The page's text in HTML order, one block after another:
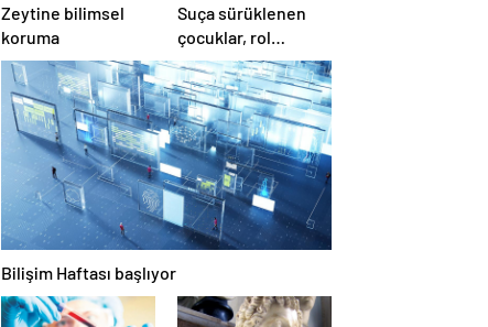
Zeytine bilimsel
koruma
Suça sürüklenen
çocuklar, rol
modellerle hayata
hazırlanıyor
Bilişim Haftası başlıyor